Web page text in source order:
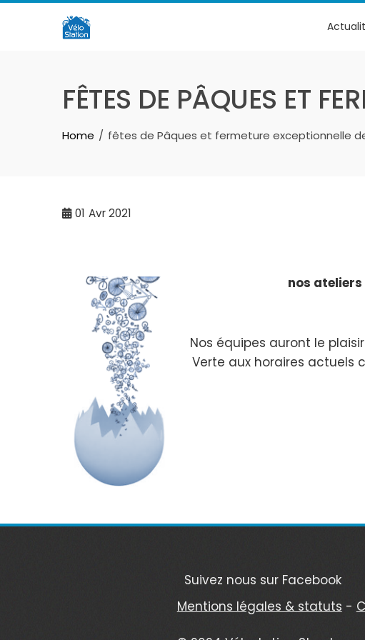
Skip
FÊTES DE PÂQUES ET
Home fêtes de Pâques et fermeture exceptionnelle
01 Avr 2021
nos
Nos équipes auront le
Verte aux horaires actuels
Suivez nous sur Facebook
Mentions légales & statuts -